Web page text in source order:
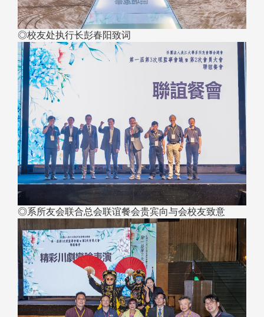
◎校友处执行长彭春阳致词​​​​​​​
◎系所友会联合总会联谊餐会贵宾向与会校友致意​​​​​​​​​​​​​​